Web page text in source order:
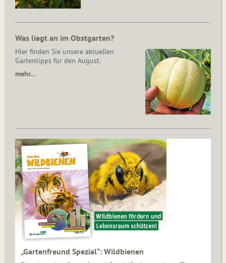
Was liegt an im Obstgarten?
Hier finden Sie unsere aktuellen
Gartentipps für den August.
mehr…
„Gartenfreund Spezial“: Wildbienen